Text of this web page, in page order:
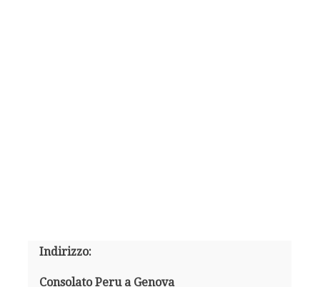
Indirizzo:
Consolato Peru a Genova